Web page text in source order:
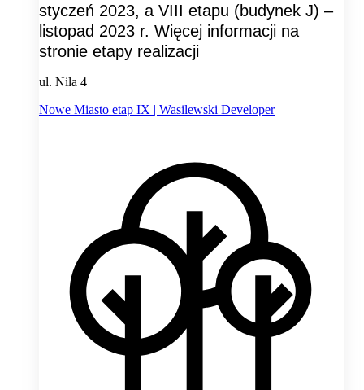
styczeń 2023, a VIII etapu (budynek J) –
listopad 2023 r. Więcej informacji na
stronie etapy realizacji
ul. Nila 4
Nowe Miasto etap IX | Wasilewski Developer